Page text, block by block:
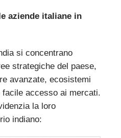
aziende italiane in
si concentrano
strategiche del paese,
avanzate, ecosistemi
accesso ai mercati.
la loro
indiano: